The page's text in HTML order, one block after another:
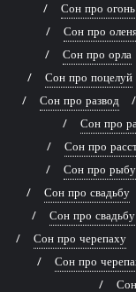
Сон про огонь
Сон про
Сон про орла
Сон про поцелуй
Сон про развод
Сон про
Сон про
Сон про рыбу
Сон про свадьбу
Сон про свадьбу
Сон про черепаху
Сон про